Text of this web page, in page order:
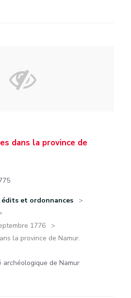
dans la province de
et ordonnances
1776
la province de Namur.
archéologique de Namur